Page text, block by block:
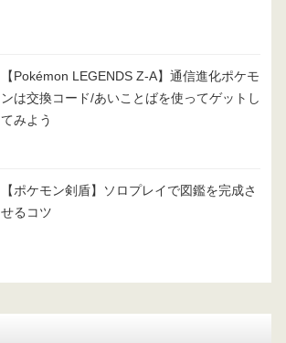
【Pokémon LEGENDS Z-A】通信進化ポケモ
ンは交換コード/あいことばを使ってゲットし
てみよう
【ポケモン剣盾】ソロプレイで図鑑を完成さ
せるコツ